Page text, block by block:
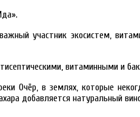
участник экосистем,
витаминными и
Очёр, в землях, которые
добавляется натуральный